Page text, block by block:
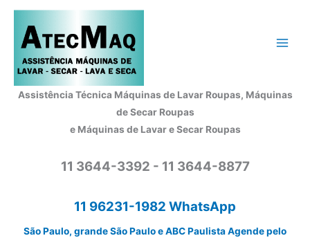
Assistência Técnica Máquinas de Lavar Roupas, Máquinas
de Secar Roupas
e Máquinas de Lavar e Secar Roupas
11 3644-3392 - 11 3644-8877
11 96231-1982 WhatsApp
São Paulo, grande São Paulo e ABC Paulista Agende pelo